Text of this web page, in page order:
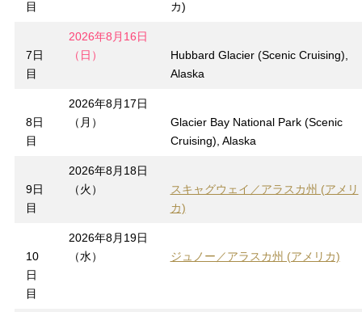
目
カ)
7日
目
2026年8月16日
（日）
Hubbard Glacier (Scenic Cruising),
Alaska
8日
目
2026年8月17日
（月）
Glacier Bay National Park (Scenic
Cruising), Alaska
9日
目
2026年8月18日
（火）
スキャグウェイ／アラスカ州 (アメリ
カ)
10
日
目
2026年8月19日
（水）
ジュノー／アラスカ州 (アメリカ)